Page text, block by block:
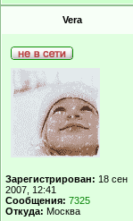
Vera
Зарегистрирован: 18 сен
2007, 12:41
Сообщения: 7325
Откуда: Москва